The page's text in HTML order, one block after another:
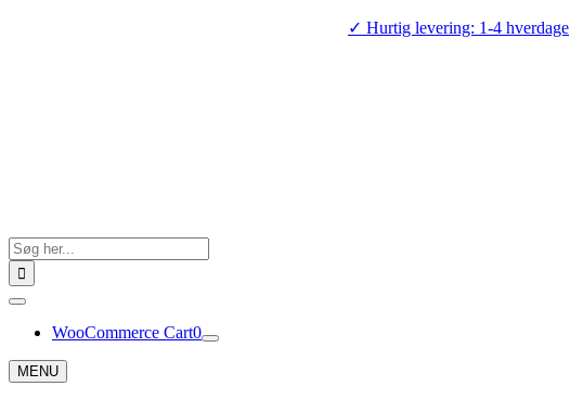
✓ Hurtig levering: 1-4 hverdage
Search
for:
Toggle
NavigationWooCommerce Cart0
MENU